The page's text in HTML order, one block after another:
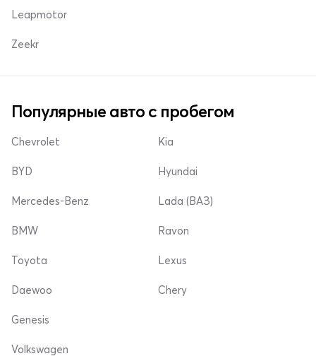
Leapmotor
Zeekr
Популярные авто с пробегом
Chevrolet
BYD
Mercedes-Benz
Kia
Hyundai
Lada (ВАЗ)
BMW
Toyota
Daewoo
Ravon
Lexus
Chery
Genesis
Volkswagen